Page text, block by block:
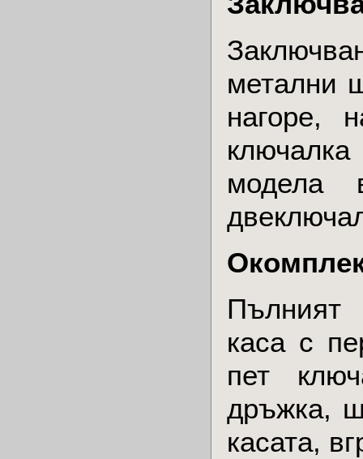
метални
нагоре,
модела
Пълният
каса с
пет
дръжка,
касата,